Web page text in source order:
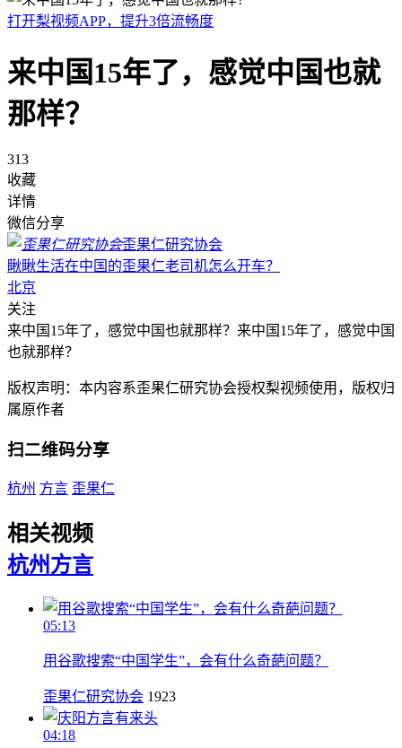
打开梨视频APP，提升3倍流畅度
来中国15年了，感觉中国也就
那样？
313
收藏
详情
微信分享
歪果仁研究协会
瞅瞅生活在中国的歪果仁老司机怎么开车？
北京
关注
来中国15年了，感觉中国也就那样？来中国15年了，感觉中国
也就那样？
版权声明：本内容系歪果仁研究协会授权梨视频使用，版权归
属原作者
扫二维码分享
杭州 方言 歪果仁
相关视频
杭州方言
05:13
用谷歌搜索“中国学生”，会有什么奇葩问题？
歪果仁研究协会 1923
04:18